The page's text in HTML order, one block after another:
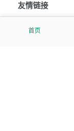
友情链接
首页